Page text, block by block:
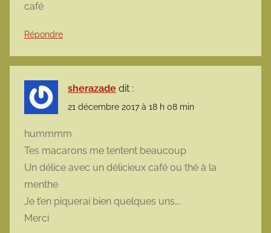
café
Répondre
sherazade dit :
21 décembre 2017 à 18 h 08 min
hummmm
Tes macarons me tentent beaucoup
Un délice avec un délicieux café ou thé à la
menthe
Je t’en piquerai bien quelques uns….
Merci